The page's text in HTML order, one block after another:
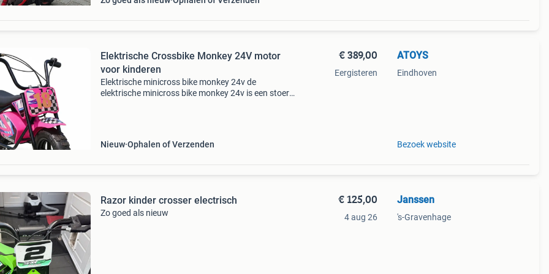
Elektrische Crossbike Monkey 24V motor
voor kinderen
Elektrische minicross bike monkey 24v de
elektrische minicross bike monkey 24v is een stoere
Nieuw Ophalen of Verzenden
€ 389,00
Eergisteren
ATOYS
Eindhoven
Bezoek website
Razor kinder crosser electrisch
Zo goed als nieuw
€ 125,00
4 aug 26
Janssen
's-Gravenhage